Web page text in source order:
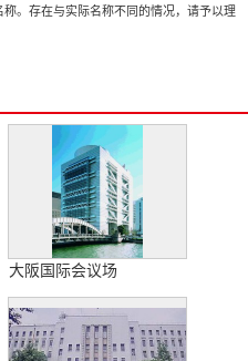
。存在与实际名称不同的情况，请予以理
大阪国际会议场